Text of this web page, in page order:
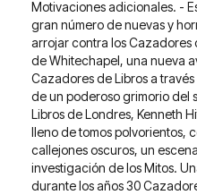
Motivaciones adicionales. -
gran número de nuevas y
arrojar contra los Cazadores
de Whitechapel, una nueva
Cazadores de Libros a
de un poderoso grimorio del
Libros de Londres, Kenneth
lleno de tomos polvorientos,
callejones oscuros, un
investigación de los Mitos.
durante los años 30